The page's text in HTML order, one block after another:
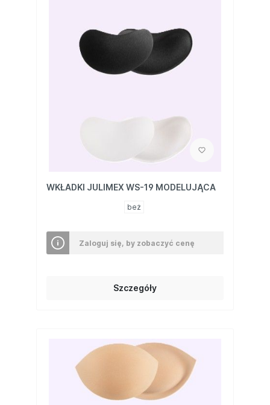
WKŁADKI JULIMEX WS-19 MODELUJĄCA
beż
Zaloguj się, by zobaczyć cenę
Szczegóły